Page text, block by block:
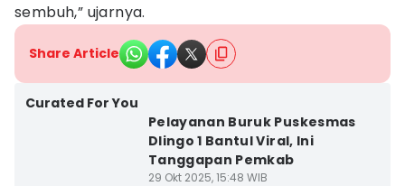
sembuh,” ujarnya.
Share Article
Curated For You
Pelayanan Buruk Puskesmas
Dlingo 1 Bantul Viral, Ini
Tanggapan Pemkab
29 Okt 2025, 15:48 WIB